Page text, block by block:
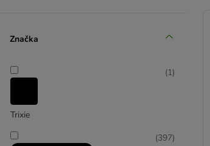
Značka
Trixie
(1)
(397)